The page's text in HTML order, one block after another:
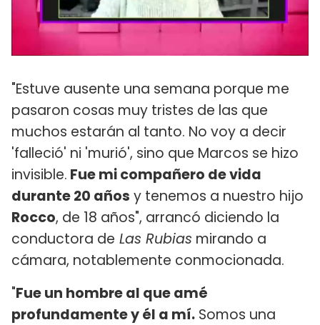
"Estuve ausente una semana porque me
pasaron cosas muy tristes de las que
muchos estarán al tanto. No voy a decir
'falleció' ni 'murió', sino que Marcos se hizo
invisible. Fue mi compañero de vida
durante 20 años y tenemos a nuestro hijo
Rocco, de 18 años", arrancó diciendo la
conductora de Las Rubias mirando a
cámara, notablemente conmocionada.
"Fue un hombre al que amé
profundamente y él a mí. Somos una